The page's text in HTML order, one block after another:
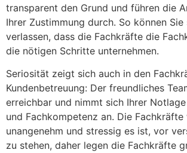
transparent den Grund und führen die
Ihrer Zustimmung durch. So können
verlassen, dass die Fachkräfte die
die nötigen Schritte unternehmen.
Seriosität zeigt sich auch in den
Kundenbetreuung: Der freundliches
erreichbar und nimmt sich Ihrer
und Fachkompetenz an. Die Fachkräfte
unangenehm und stressig es ist, vor
zu stehen, daher legen die Fachkräfte